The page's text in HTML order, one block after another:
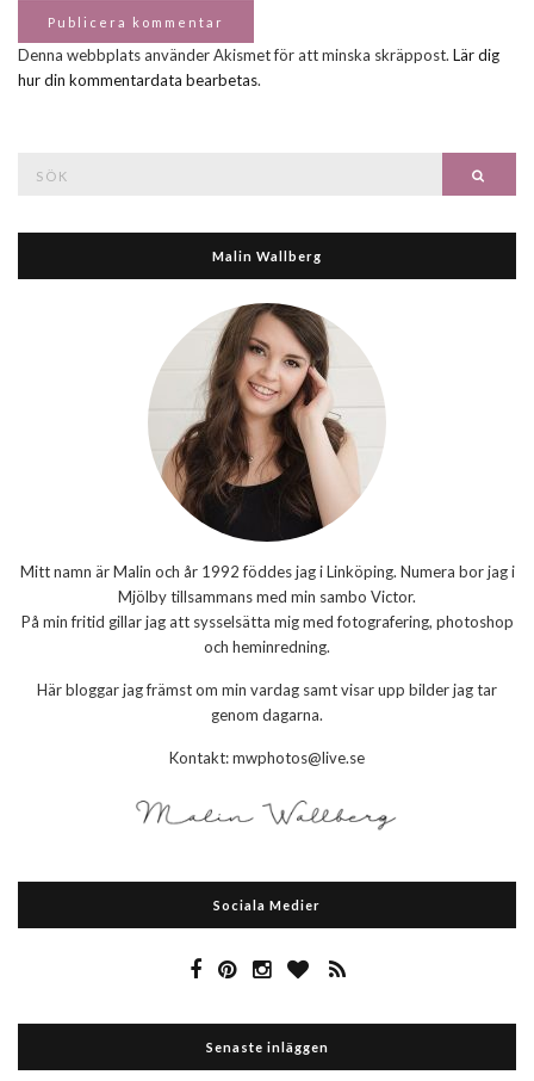
Denna webbplats använder Akismet för att minska skräppost. Lär dig
hur din kommentardata bearbetas.
Malin Wallberg
Mitt namn är Malin och år 1992 föddes jag i Linköping. Numera bor jag i
Mjölby tillsammans med min sambo Victor.
På min fritid gillar jag att sysselsätta mig med fotografering, photoshop
och heminredning.
Här bloggar jag främst om min vardag samt visar upp bilder jag tar
genom dagarna.
Kontakt: mwphotos@live.se
Sociala Medier
Senaste inläggen